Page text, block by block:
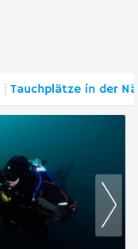
Tauchplätze in der